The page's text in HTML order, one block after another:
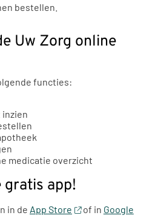
bestellen.
Uw Zorg online
functies:
inzien
medicatie overzicht
gratis app!
in de App Store of in Google